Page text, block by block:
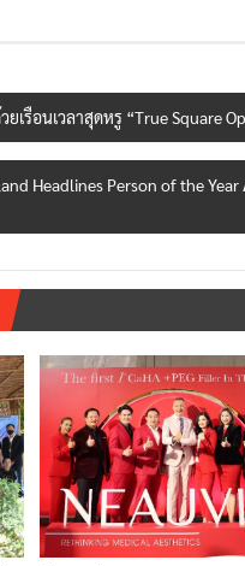
ยเรือนเวลาสุดหรู “True Square
Headlines Person of the